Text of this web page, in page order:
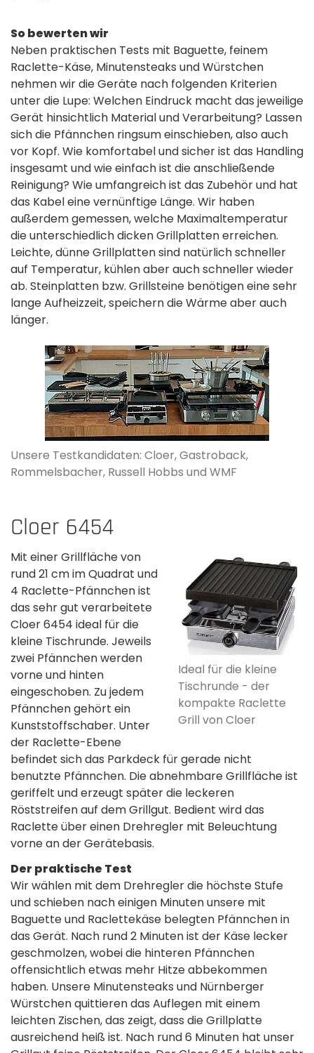
So bewerten wir
Neben praktischen Tests mit Baguette, feinem
Raclette-Käse, Minutensteaks und Würstchen
nehmen wir die Geräte nach folgenden Kriterien
unter die Lupe: Welchen Eindruck macht das jeweilige
Gerät hinsichtlich Material und Verarbeitung? Lassen
sich die Pfännchen ringsum einschieben, also auch
vor Kopf. Wie komfortabel und sicher ist das Handling
insgesamt und wie einfach ist die anschließende
Reinigung? Wie umfangreich ist das Zubehör und hat
das Kabel eine vernünftige Länge. Wir haben
außerdem gemessen, welche Maximaltemperatur
die unterschiedlich dicken Grillplatten erreichen.
Leichte, dünne Grillplatten sind natürlich schneller
auf Temperatur, kühlen aber auch schneller wieder
ab. Steinplatten bzw. Grillsteine benötigen eine sehr
lange Aufheizzeit, speichern die Wärme aber auch
länger.
Unsere Testkandidaten: Cloer, Gastroback,
Rommelsbacher, Russell Hobbs und WMF
Cloer 6454
Ideal für die kleine
Tischrunde - der
kompakte Raclette
Grill von Cloer
Mit einer Grillfläche von
rund 21 cm im Quadrat und
4 Raclette-Pfännchen ist
das sehr gut verarbeitete
Cloer 6454 ideal für die
kleine Tischrunde. Jeweils
zwei Pfännchen werden
vorne und hinten
eingeschoben. Zu jedem
Pfännchen gehört ein
Kunststoffschaber. Unter
der Raclette-Ebene
befindet sich das Parkdeck für gerade nicht
benutzte Pfännchen. Die abnehmbare Grillfläche ist
geriffelt und erzeugt später die leckeren
Röststreifen auf dem Grillgut. Bedient wird das
Raclette über einen Drehregler mit Beleuchtung
vorne an der Gerätebasis.
Der praktische Test
Wir wählen mit dem Drehregler die höchste Stufe
und schieben nach einigen Minuten unsere mit
Baguette und Raclettekäse belegten Pfännchen in
das Gerät. Nach rund 2 Minuten ist der Käse lecker
geschmolzen, wobei die hinteren Pfännchen
offensichtlich etwas mehr Hitze abbekommen
haben. Unsere Minutensteaks und Nürnberger
Würstchen quittieren das Auflegen mit einem
leichten Zischen, das zeigt, dass die Grillplatte
ausreichend heiß ist. Nach rund 6 Minuten hat unser